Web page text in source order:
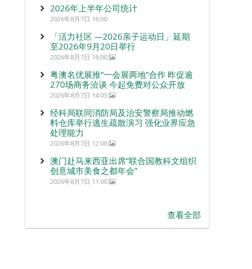
2026年上半年公司统计
2026年8月7日 16:00
「活力社区 —2026亲子运动日」延期
至2026年9月20日举行
2026年8月7日 16:00
粤澳名优展推“一会展两地”合作 昨促逾
270场商务洽谈 今起免费对公众开放
2026年8月7日 14:03
经科局联同消防局及治安警察局推动燃
料仓库举行逃生疏散演习 强化业界应急
处理能力
2026年8月7日 12:00
澳门赴马来西亚出席“联合国教科文组织
创意城市美食之都年会”
2026年8月7日 11:00
查看全部